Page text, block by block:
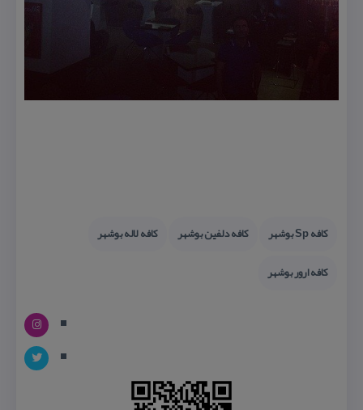
كافه Sp بوشهر كافه دلفین بوشهر
كافه لاله بوشهر
كافه ارور بوشهر